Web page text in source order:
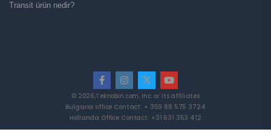
Transit ürün nedir?
© 2026,Teknobin.com, Inc. or its affiliates
Bulgaria office Contact: + 359 88 575 3724
Hollanda Office Contact: +31 631 353 412